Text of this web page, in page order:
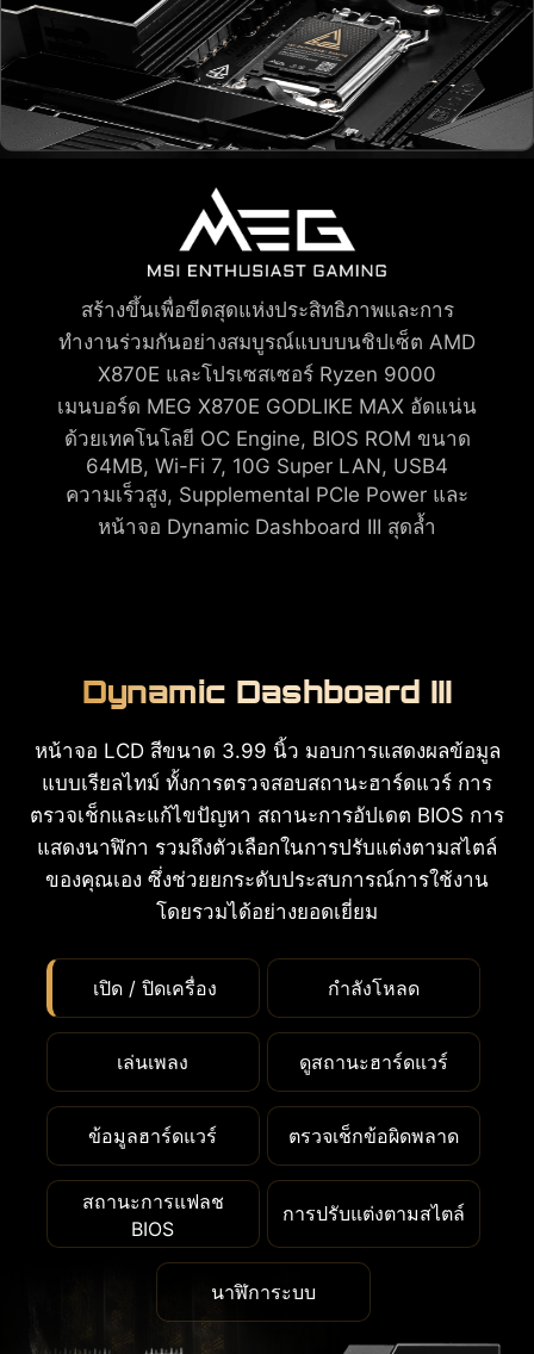
สร้างขึ้นเพื่อขีดสุดแห่งประสิทธิภาพและการ
ทำงานร่วมกันอย่างสมบูรณ์แบบบนชิปเซ็ต AMD
X870E และโปรเซสเซอร์ Ryzen 9000
เมนบอร์ด MEG X870E GODLIKE MAX อัดแน่น
ด้วยเทคโนโลยี OC Engine, BIOS ROM ขนาด
64MB, Wi-Fi 7, 10G Super LAN, USB4
ความเร็วสูง, Supplemental PCIe Power และ
หน้าจอ Dynamic Dashboard III สุดล้ำ
Dynamic Dashboard III
หน้าจอ LCD สีขนาด 3.99 นิ้ว มอบการแสดงผลข้อมูล
แบบเรียลไทม์ ทั้งการตรวจสอบสถานะฮาร์ดแวร์ การ
ตรวจเช็กและแก้ไขปัญหา สถานะการอัปเดต BIOS การ
แสดงนาฬิกา รวมถึงตัวเลือกในการปรับแต่งตามสไตล์
ของคุณเอง ซึ่งช่วยยกระดับประสบการณ์การใช้งาน
โดยรวมได้อย่างยอดเยี่ยม
เปิด / ปิดเครื่อง กำลังโหลด
เล่นเพลง ดูสถานะฮาร์ดแวร์
ข้อมูลฮาร์ดแวร์ ตรวจเช็กข้อผิดพลาด
สถานะการแฟลช
BIOS
การปรับแต่งตามสไตล์
นาฬิการะบบ